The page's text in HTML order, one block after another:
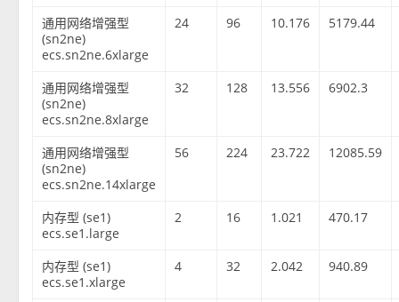
通用网络增强型
(sn2ne)
ecs.sn2ne.6xlarge
24 96 10.176 5179.44
通用网络增强型
(sn2ne)
ecs.sn2ne.8xlarge
32 128 13.556 6902.3
通用网络增强型
(sn2ne)
ecs.sn2ne.14xlarge
56 224 23.722 12085.59
内存型 (se1)
ecs.se1.large
2 16 1.021 470.17
内存型 (se1)
ecs.se1.xlarge
4 32 2.042 940.89